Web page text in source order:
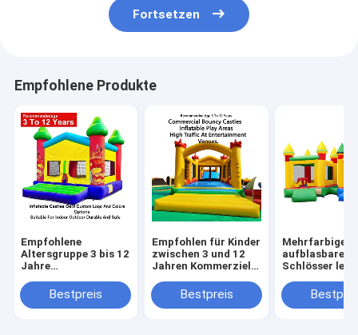
Fortsetzen
Empfohlene Produkte
Empfohlene
Altersgruppe 3 bis 12
Jahre
OEM Custom Logo
und Farboptionen
Bestpreis
Empfohlen für Kinder
zwischen 3 und 12
Jahren Kommerzielle
aufblasbare
Spielplätze für den
Bestpreis
Mehrfarbige
aufblasbare
Schlösser
einfachen
mit einer